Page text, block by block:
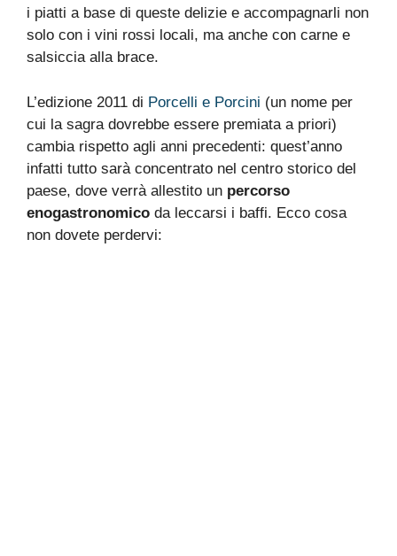
i piatti a base di queste delizie e accompagnarli non
solo con i vini rossi locali, ma anche con carne e
salsiccia alla brace.
L’edizione 2011 di Porcelli e Porcini (un nome per
cui la sagra dovrebbe essere premiata a priori)
cambia rispetto agli anni precedenti: quest’anno
infatti tutto sarà concentrato nel centro storico del
paese, dove verrà allestito un percorso
enogastronomico da leccarsi i baffi. Ecco cosa
non dovete perdervi: